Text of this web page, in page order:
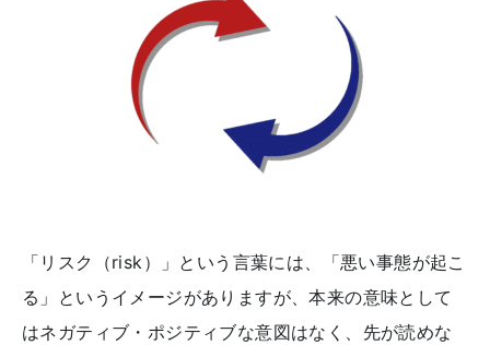
「リスク（risk）」という言葉には、「悪い事態が起こ
る」というイメージがありますが、本来の意味として
はネガティブ・ポジティブな意図はなく、先が読めな